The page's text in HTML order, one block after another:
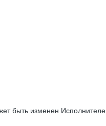
быть изменен